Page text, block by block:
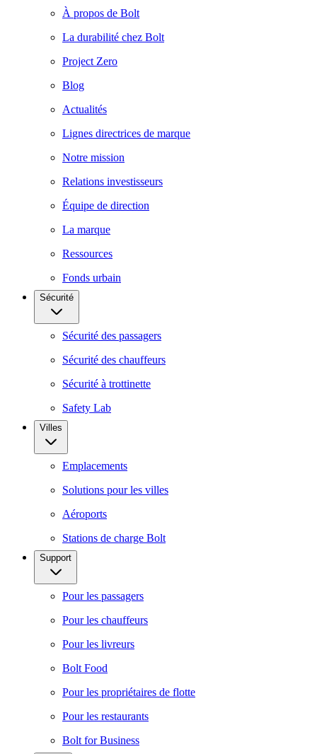
À propos de Bolt
La durabilité chez Bolt
Project Zero
Blog
Actualités
Lignes directrices de marque
Notre mission
Relations investisseurs
Équipe de direction
La marque
Ressources
Fonds urbain
Sécurité
Sécurité des passagers
Sécurité des chauffeurs
Sécurité à trottinette
Safety Lab
Villes
Emplacements
Solutions pour les villes
Aéroports
Stations de charge Bolt
Support
Pour les passagers
Pour les chauffeurs
Pour les livreurs
Bolt Food
Pour les propriétaires de flotte
Pour les restaurants
Bolt for Business